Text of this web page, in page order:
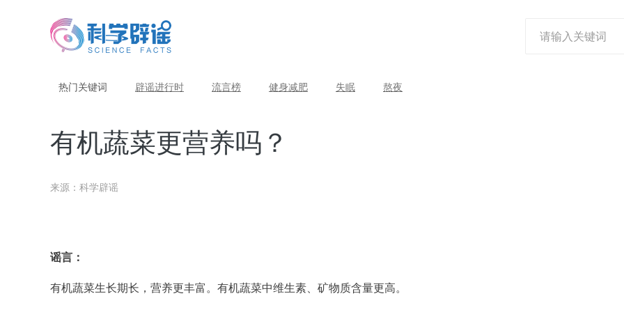
热门关键词 辟谣进行时 流言榜 健身减肥 失眠 熬夜
有机蔬菜更营养吗？
来源：科学辟谣
谣言：
有机蔬菜生长期长，营养更丰富。有机蔬菜中维生素、矿物质含量更高。